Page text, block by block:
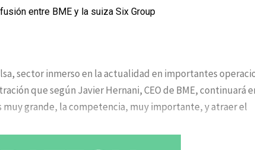
entre BME y la suiza Six Group
sector inmerso en la actualidad en importantes
que según Javier Hernani, CEO de BME, continuará
grande, la competencia, muy importante, y atraer el